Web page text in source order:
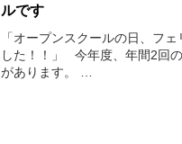
ルです
「オープンスクールの日、フ
した！！」 今年度、年間2回
があります。 …